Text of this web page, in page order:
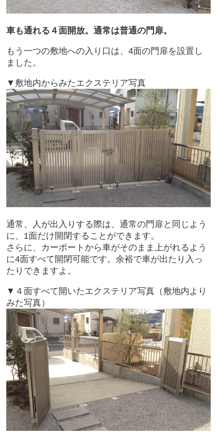
車も通れる４面開放。通常は普通の門扉。
もう一つの敷地への入り口は、4面の門扉を設置し
ました。
▼敷地内からみたエクステリア写真
通常、人が出入りする際は、通常の門扉と同じよう
に、1面だけ開閉することができます。
さらに、カーポートから車がそのまま上がれるよう
に4面すべて開閉可能です。余裕で車が出たり入っ
たりできますよ。
▼４面すべて開いたエクステリア写真（敷地内より
みた写真）